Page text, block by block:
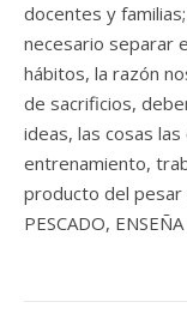
docentes y
necesario separar
hábitos, la razón
de sacrificios,
ideas, las cosas
entrenamiento,
producto del pesar
PESCADO, ENSEÑA